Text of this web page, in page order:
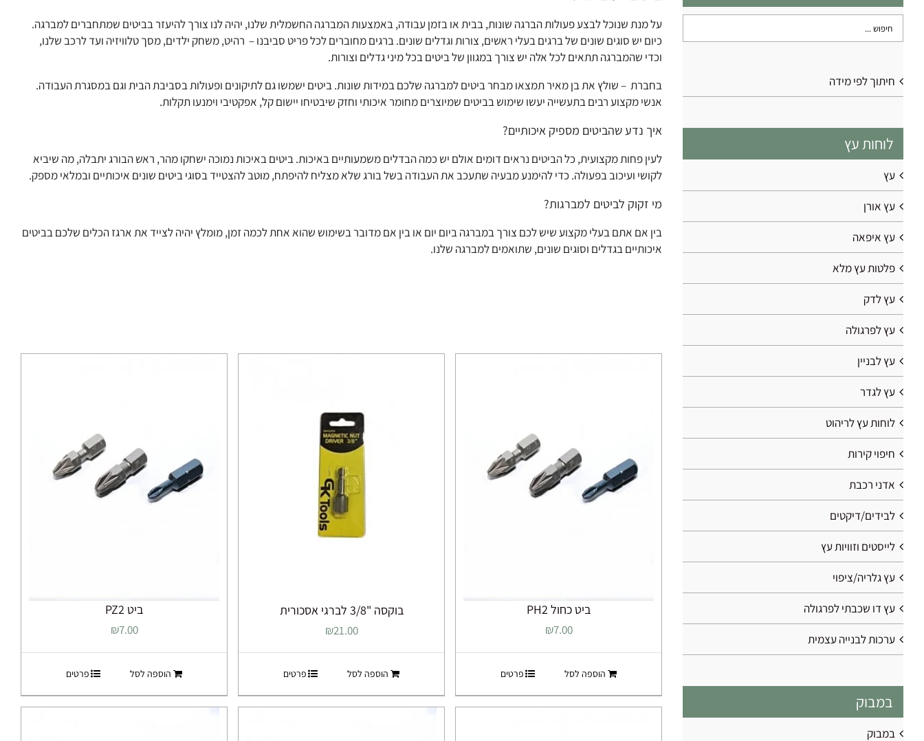
על מנת שנוכל לבצע פעולות הברגה שונות, בבית או בזמן עבודה, באמצעות המברגה החשמלית שלנו, יהיה לנו צורך להיעזר בביטים שמתחברים למברגה.
כיום יש סוגים שונים של ברגים בעלי ראשים, צורות וגדלים שונים. ברגים מחוברים לכל פריט סביבנו – רהיט, משחק ילדים, מסך טלוויזיה ועד לרכב שלנו,
וכדי שהמברגה תתאים לכל אלה יש צורך במגוון של ביטים בכל מיני גדלים וצורות.
בחברת – שולץ את בן מאיר תמצאו מבחר ביטים למברגה שלכם במידות שונות. ביטים ישמשו גם לתיקונים ופעולות בסביבת הבית וגם במסגרת העבודה.
אנשי מקצוע רבים בתעשייה יעשו שימוש בביטים שמיוצרים מחומר איכותי וחזק שיבטיחו יישום קל, אפקטיבי וימנעו תקלות.
איך נדע שהביטים מספיק איכותיים?
לעין פחות מקצועית, כל הביטים נראים דומים אולם יש כמה הבדלים משמעותיים באיכות. ביטים באיכות נמוכה ישחקו מהר, ראש הבורג יתבלה, מה שיביא
לקושי ועיכוב בפעולה. כדי להימנע מבעיה שתעכב את העבודה בשל בורג שלא מצליח להיפתח, מוטב להצטייד בסוגי ביטים שונים איכותיים ובמלאי מספק.
מי זקוק לביטים למברגות?
בין אם אתם בעלי מקצוע שיש לכם צורך במברגה ביום יום או בין אם מדובר בשימוש שהוא אחת לכמה זמן, מומלץ יהיה לצייד את ארגז הכלים שלכם בביטים
איכותיים בגדלים וסוגים שונים, שתואמים למברגה שלנו.
ביט כחול PH2
₪7.00
הוספה לסל פרטים
בוקסה "3/8 לברגי אסכורית
₪21.00
הוספה לסל פרטים
ביט PZ2
₪7.00
הוספה לסל פרטים
חיתוך לפי מידה
לוחות עץ
עץ
עץ אורן
עץ איפאה
פלטות עץ מלא
עץ לדק
עץ לפרגולה
עץ לבניין
עץ לגדר
לוחות עץ לריהוט
חיפוי קירות
אדני רכבת
לבידים/דיקטים
לייסטים וזוויות עץ
עץ גלריה/ציפוי
עץ דו שכבתי לפרגולה
ערכות לבנייה עצמית
במבוק
במבוק